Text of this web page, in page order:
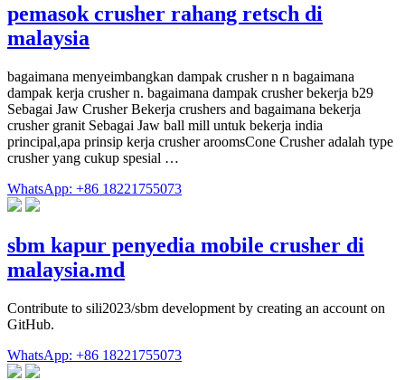
pemasok crusher rahang retsch di
malaysia
bagaimana menyeimbangkan dampak crusher n n bagaimana
dampak kerja crusher n. bagaimana dampak crusher bekerja b29
Sebagai Jaw Crusher Bekerja crushers and bagaimana bekerja
crusher granit Sebagai Jaw ball mill untuk bekerja india
principal,apa prinsip kerja crusher aroomsCone Crusher adalah type
crusher yang cukup spesial …
WhatsApp: +86 18221755073
sbm kapur penyedia mobile crusher di
malaysia.md
Contribute to sili2023/sbm development by creating an account on
GitHub.
WhatsApp: +86 18221755073